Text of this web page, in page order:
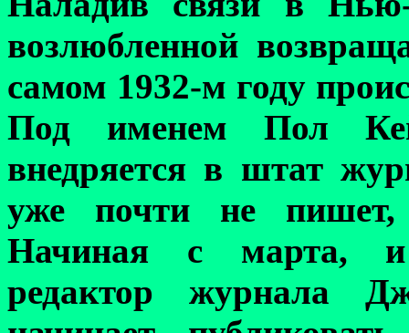
возлюбленной
самом 1932-м году
Под именем Пол
внедряется в штат
уже почти не
Начиная с марта, и
редактор журнала